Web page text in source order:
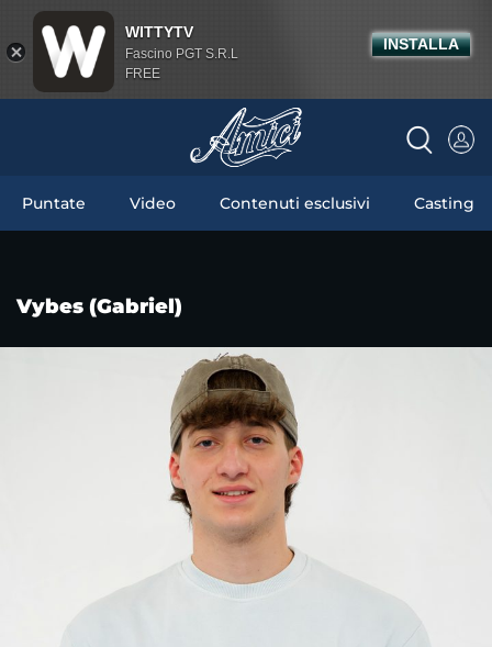
Puntate Video Contenuti esclusivi Casting
Vybes (Gabriel)
WITTYTV
Fascino PGT S.R.L
FREE
INSTALLA